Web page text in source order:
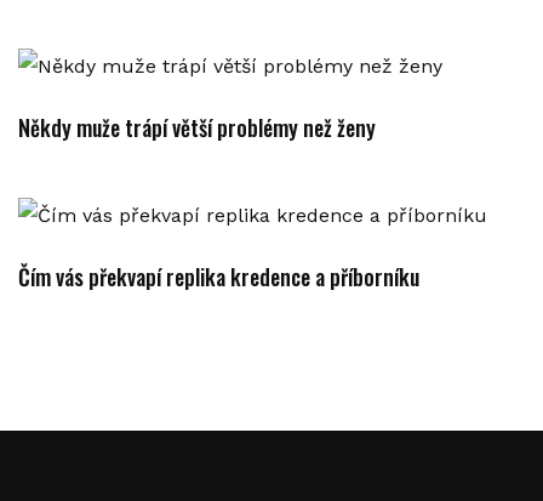
Někdy muže trápí větší problémy než ženy
Čím vás překvapí replika kredence a příborníku